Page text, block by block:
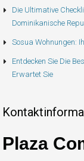
Die Ultimative
Dominikanische
Sosua Wohnungen:
Entdecken Sie Die
Erwartet Sie
Plaza